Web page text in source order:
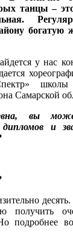
танцы –
богатую
у нас
школы
Самарской
вы
дипломов и
получить
подробнее